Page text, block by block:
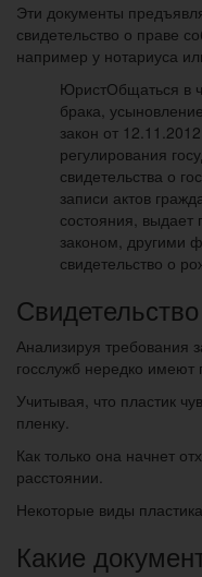
Эти документы
свидетельство о праве
например у нотариуса
ЮристОбщаться в
брака,
закон от
регулирования
свидетельства о
записи актов
состояния, выдает
законом, другими
свидетельство о
Анализируя требования
госслужб нередко имеют
Учитывая, что пластик
пленку.
Как только она начнет
расстоянии.
Некоторые виды
Какие